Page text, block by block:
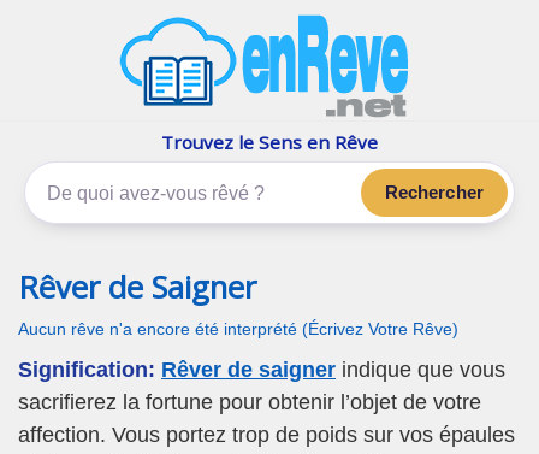
Les rêves, c'est plus que çaTrouvez le Sens en Rêve
Rechercher
Rêver de Saigner
Aucun rêve n'a encore été interprété (Écrivez Votre Rêve)
Signification: Rêver de saigner indique que vous
sacrifierez la fortune pour obtenir l’objet de votre
affection. Vous portez trop de poids sur vos épaules